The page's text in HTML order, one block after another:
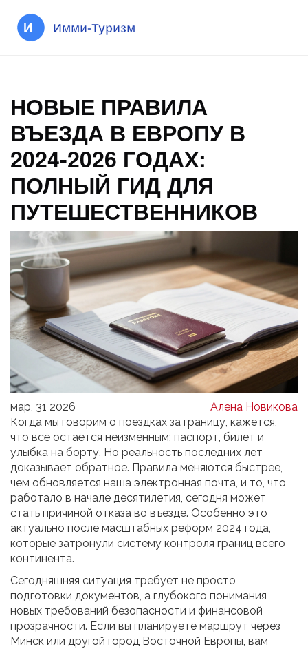
НОВЫЕ ПРАВИЛА
ВЪЕЗДА В ЕВРОПУ В
2024-2026 ГОДАХ:
ПОЛНЫЙ ГИД ДЛЯ
ПУТЕШЕСТВЕННИКОВ
мар, 31 2026
Алена Новикова
Когда мы говорим о поездках за границу, кажется,
что всё остаётся неизменным: паспорт, билет и
улыбка на борту. Но реальность последних лет
доказывает обратное. Правила меняются быстрее,
чем обновляется наша электронная почта, и то, что
работало в начале десятилетия, сегодня может
стать причиной отказа во въезде. Особенно это
актуально после масштабных реформ 2024 года,
которые затронули систему контроля границ всего
континента.
Сегодняшняя ситуация требует не просто
подготовки документов, а глубокого понимания
новых требований безопасности и финансовой
прозрачности. Если вы планируете маршрут через
Минск или другой город Восточной Европы, вам